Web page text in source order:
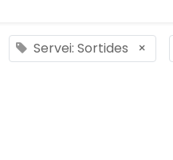
Servei: Sortides ×